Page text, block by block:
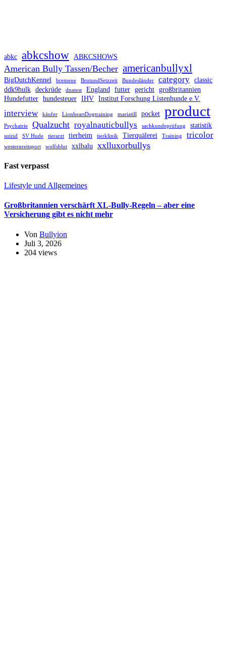
abkc abkcshow ABKCSHOWS
American Bully Tassen/Becher americanbullyxl
BigDutchKennel bremene BrutundSetzzeit Bundesländer category classic
ddk9hulk deckrüde dnatest England futter gericht großbritannien
Hundefutter hundesteuer IHV Institut Forschung Listenhunde e.V.
interview käufer LionheartDogtraining mariatill pocket product
Psychatrie Qualzucht royalnauticbullys sachkundeprüfung statistik
suizid SV Hude tierarzt tierheim tierklinik Tierquälerei Training tricolor
westernreitsport wolfsblut xxlbalu xxlluxorbullys
Fast verpasst
Lifestyle und Allgemeines
Großbritannien verschärft XL-Bully-Regeln – aber eine
Versicherung gibt es nicht mehr
Von Bullyion
Juli 3, 2026
204 views